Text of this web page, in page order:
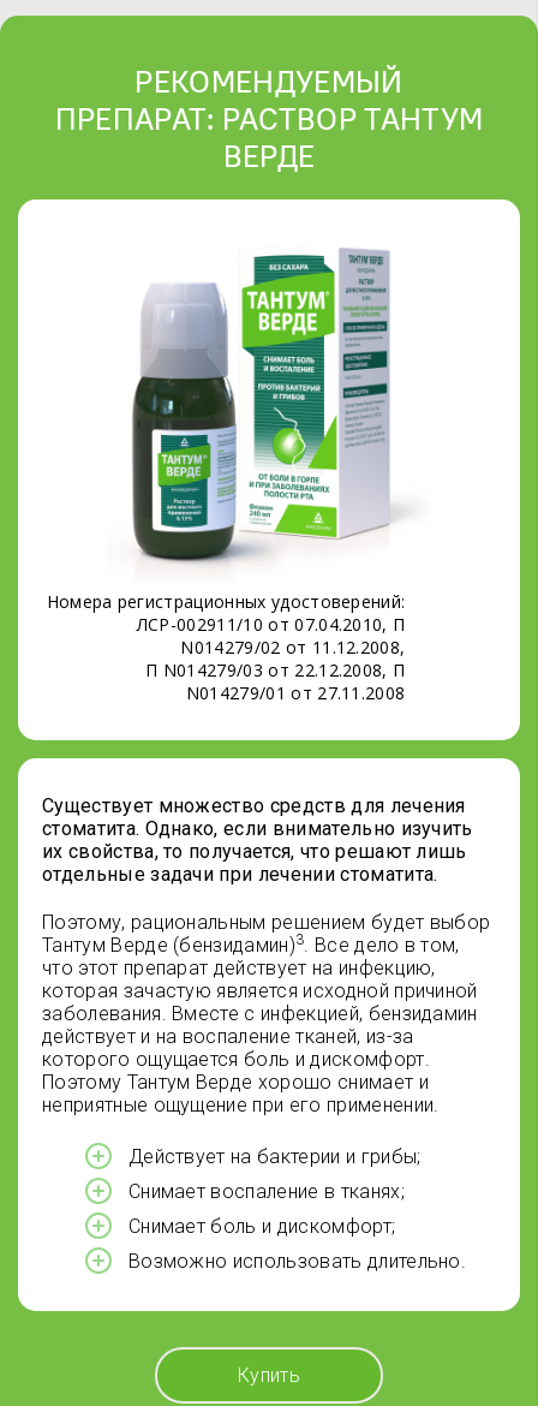
РЕКОМЕНДУЕМЫЙ
ПРЕПАРАТ: РАСТВОР ТАНТУМ
ВЕРДЕ
Существует множество средств для лечения
стоматита. Однако, если внимательно изучить
их свойства, то получается, что решают лишь
отдельные задачи при лечении стоматита.
Поэтому, рациональным решением будет выбор
Тантум Верде (бензидамин)3
. Все дело в том,
что этот препарат действует на инфекцию,
которая зачастую является исходной причиной
заболевания. Вместе с инфекцией, бензидамин
действует и на воспаление тканей, из-за
которого ощущается боль и дискомфорт.
Поэтому Тантум Верде хорошо снимает и
неприятные ощущение при его применении.
Действует на бактерии и грибы;
Снимает воспаление в тканях;
Снимает боль и дискомфорт;
Возможно использовать длительно.
Номера регистрационных удостоверений:
ЛСР-002911/10 от 07.04.2010, П
N014279/02 от 11.12.2008,
П N014279/03 от 22.12.2008, П
N014279/01 от 27.11.2008
Купить